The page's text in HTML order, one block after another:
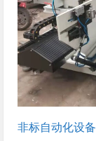
非标自动化设备